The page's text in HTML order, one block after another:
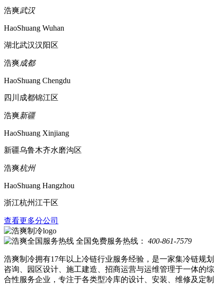
浩爽武汉
HaoShuang Wuhan
湖北武汉汉阳区
浩爽成都
HaoShuang Chengdu
四川成都锦江区
浩爽新疆
HaoShuang Xinjiang
新疆乌鲁木齐水磨沟区
浩爽杭州
HaoShuang Hangzhou
浙江杭州江干区
查看更多分公司
全国免费服务热线： 400-861-7579
浩爽制冷拥有17年以上冷链行业服务经验，是一家集冷链规划
咨询、园区设计、施工建造、招商运营与运维管理于一体的综
合性服务企业，专注于各类型冷库的设计、安装、维修及定制